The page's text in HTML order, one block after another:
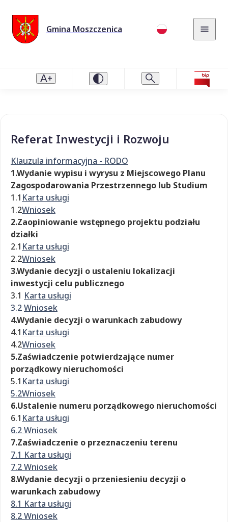
Gmina Moszczenica
Referat Inwestycji i Rozwoju
Klauzula informacyjna - RODO
1.Wydanie wypisu i wyrysu z Miejscowego Planu
Zagospodarowania Przestrzennego lub Studium
1.1 Karta usługi
1.2Wniosek
2.Zaopiniowanie wstępnego projektu podziału
działki
2.1 Karta usługi
2.2Wniosek
3.Wydanie decyzji o ustaleniu lokalizacji
inwestycji celu publicznego
3.1 Karta usługi
3.2Wniosek
4.Wydanie decyzji o warunkach zabudowy
4.1 Karta usługi
4.2Wniosek
5.Zaświadczenie potwierdzające numer
porządkowy nieruchomości
5.1 Karta usługi
5.2Wniosek
6.Ustalenie numeru porządkowego nieruchomości
6.1 Karta usługi
6.2 Wniosek
7.Zaświadczenie o przeznaczeniu terenu
7.1 Karta usługi
7.2 Wniosek
8.Wydanie decyzji o przeniesieniu decyzji o
warunkach zabudowy
8.1 Karta usługi
8.2 Wniosek